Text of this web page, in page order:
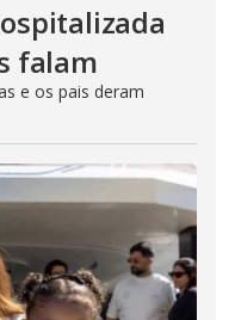
falam
e os pais deram